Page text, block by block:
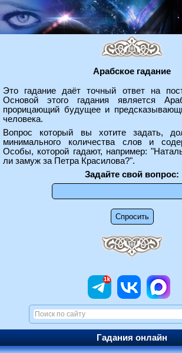
Арабское гадание
Это гадание даёт точный ответ на
Основой этого гадания является
прорицающий будущее и
человека.
Вопрос который вы хотите задать,
минимального количества слов и
Особы, которой гадают, например:
ли замуж за Петра Красилова?".
Задайте свой вопрос:
Гадания онлайн